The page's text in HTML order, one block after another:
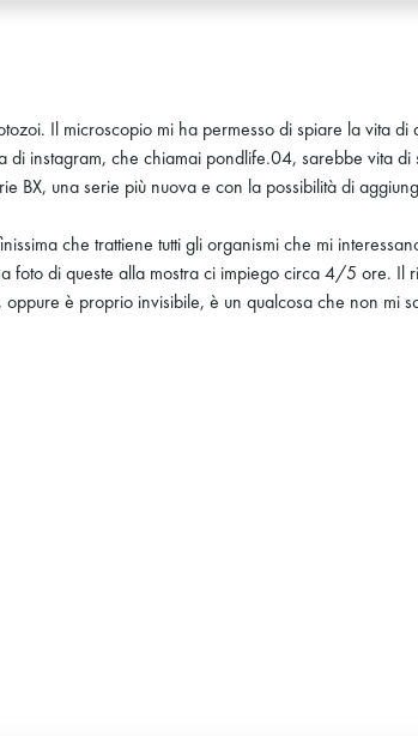
Il microscopio mi ha permesso di spiare la vita di
instagram, che chiamai pondlife.04, sarebbe vita di
BX, una serie più nuova e con la possibilità di
che trattiene tutti gli organismi che mi
di queste alla mostra ci impiego circa 4/5 ore. Il
è proprio invisibile, è un qualcosa che non mi